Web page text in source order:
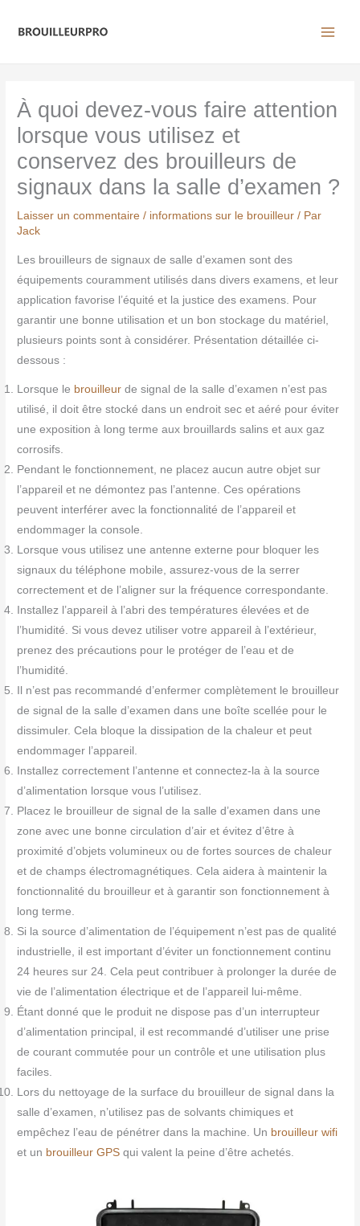
À quoi devez-vous faire attention
lorsque vous utilisez et
conservez des brouilleurs de
signaux dans la salle d’examen ?
Laisser un commentaire / informations sur le brouilleur / Par
Jack
Les brouilleurs de signaux de salle d’examen sont des
équipements couramment utilisés dans divers examens, et leur
application favorise l’équité et la justice des examens. Pour
garantir une bonne utilisation et un bon stockage du matériel,
plusieurs points sont à considérer. Présentation détaillée ci-
dessous :
Lorsque le brouilleur de signal de la salle d’examen n’est pas
utilisé, il doit être stocké dans un endroit sec et aéré pour éviter
une exposition à long terme aux brouillards salins et aux gaz
corrosifs.
Pendant le fonctionnement, ne placez aucun autre objet sur
l’appareil et ne démontez pas l’antenne. Ces opérations
peuvent interférer avec la fonctionnalité de l’appareil et
endommager la console.
Lorsque vous utilisez une antenne externe pour bloquer les
signaux du téléphone mobile, assurez-vous de la serrer
correctement et de l’aligner sur la fréquence correspondante.
Installez l’appareil à l’abri des températures élevées et de
l’humidité. Si vous devez utiliser votre appareil à l’extérieur,
prenez des précautions pour le protéger de l’eau et de
l’humidité.
Il n’est pas recommandé d’enfermer complètement le brouilleur
de signal de la salle d’examen dans une boîte scellée pour le
dissimuler. Cela bloque la dissipation de la chaleur et peut
endommager l’appareil.
Installez correctement l’antenne et connectez-la à la source
d’alimentation lorsque vous l’utilisez.
Placez le brouilleur de signal de la salle d’examen dans une
zone avec une bonne circulation d’air et évitez d’être à
proximité d’objets volumineux ou de fortes sources de chaleur
et de champs électromagnétiques. Cela aidera à maintenir la
fonctionnalité du brouilleur et à garantir son fonctionnement à
long terme.
Si la source d’alimentation de l’équipement n’est pas de qualité
industrielle, il est important d’éviter un fonctionnement continu
24 heures sur 24. Cela peut contribuer à prolonger la durée de
vie de l’alimentation électrique et de l’appareil lui-même.
Étant donné que le produit ne dispose pas d’un interrupteur
d’alimentation principal, il est recommandé d’utiliser une prise
de courant commutée pour un contrôle et une utilisation plus
faciles.
Lors du nettoyage de la surface du brouilleur de signal dans la
salle d’examen, n’utilisez pas de solvants chimiques et
empêchez l’eau de pénétrer dans la machine. Un brouilleur wifi
et un brouilleur GPS qui valent la peine d’être achetés.